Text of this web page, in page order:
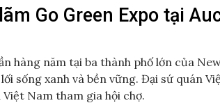
Go Green Expo tại
hàng năm tại ba thành phố lớn của
sống xanh và bền vững. Đại sứ quán
Nam tham gia hội chợ.